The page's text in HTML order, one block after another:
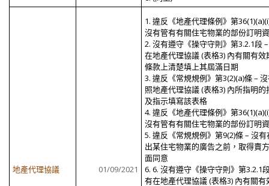
地產代理協議 01/09/2021
1. 違反《地產代理條例》第
沒有管有有關住宅物業的部份訂明
2. 沒有遵守《操守守則》第3.2.1段
在地產代理協議 (表格3) 內有關有效
條款上清楚填上其屆滿日期
3. 違反《常規規例》第3(2)(a)條 –
照地產代理協議 (表格3) 內所指明的
及指示填寫該表格
4. 違反《地產代理條例》第
沒有管有有關住宅物業的部份訂明
5. 違反《常規規例》第9(2)條 – 沒有
出某住宅物業的廣告之前，取得賣
面同意
6. 6. 沒有遵守《操守守則》第3.2.1
有在地產代理協議 (表格3) 內有關有